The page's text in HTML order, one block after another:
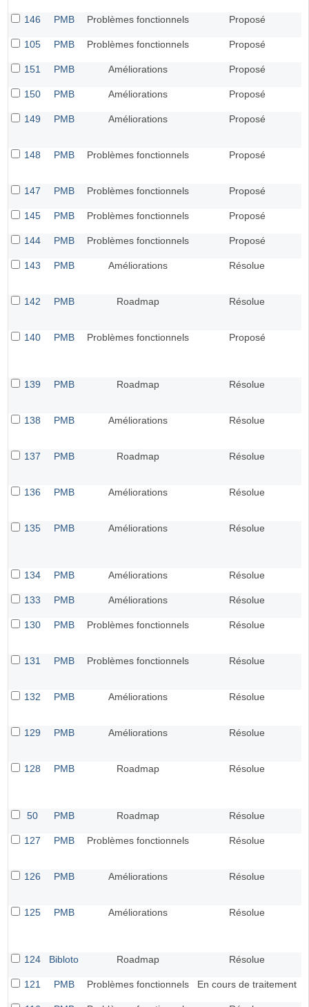
146 PMB Problèmes fonctionnels Proposé
105 PMB Problèmes fonctionnels Proposé
151 PMB Améliorations Proposé
150 PMB Améliorations Proposé
149 PMB Améliorations Proposé
148 PMB Problèmes fonctionnels Proposé
147 PMB Problèmes fonctionnels Proposé
145 PMB Problèmes fonctionnels Proposé
144 PMB Problèmes fonctionnels Proposé
143 PMB Améliorations Résolue
142 PMB Roadmap Résolue
140 PMB Problèmes fonctionnels Proposé
139 PMB Roadmap Résolue
138 PMB Améliorations Résolue
137 PMB Roadmap Résolue
136 PMB Améliorations Résolue
135 PMB Améliorations Résolue
134 PMB Améliorations Résolue
133 PMB Améliorations Résolue
130 PMB Problèmes fonctionnels Résolue
131 PMB Problèmes fonctionnels Résolue
132 PMB Améliorations Résolue
129 PMB Améliorations Résolue
128 PMB Roadmap Résolue
50 PMB Roadmap Résolue
127 PMB Problèmes fonctionnels Résolue
126 PMB Améliorations Résolue
125 PMB Améliorations Résolue
124 Bibloto Roadmap Résolue
121 PMB Problèmes fonctionnels En cours de traitement